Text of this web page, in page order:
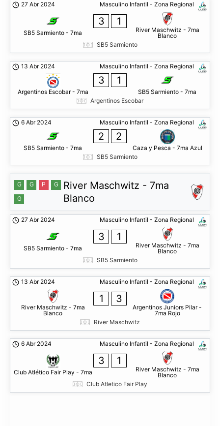
Masculino Infantil - Zona Regional
27 Abr 2024
SB5 Sarmiento - 7ma
3 1
River Maschwitz - 7ma
Blanco
SB5 Sarmiento
Masculino Infantil - Zona Regional
13 Abr 2024
Argentinos Escobar - 7ma
3 1
SB5 Sarmiento - 7ma
Argentinos Escobar
Masculino Infantil - Zona Regional
6 Abr 2024
SB5 Sarmiento - 7ma
2 2
Caza y Pesca - 7ma Azul
SB5 Sarmiento
River Maschwitz - 7ma
Blanco
G G P
G
G
Masculino Infantil - Zona Regional
27 Abr 2024
SB5 Sarmiento - 7ma
3 1
River Maschwitz - 7ma
Blanco
SB5 Sarmiento
Masculino Infantil - Zona Regional
13 Abr 2024
River Maschwitz - 7ma
Blanco
1 3
Argentinos Juniors Pilar -
7ma Rojo
River Maschwitz
Masculino Infantil - Zona Regional
6 Abr 2024
Club Atlético Fair Play - 7ma
3 1
River Maschwitz - 7ma
Blanco
Club Atletico Fair Play